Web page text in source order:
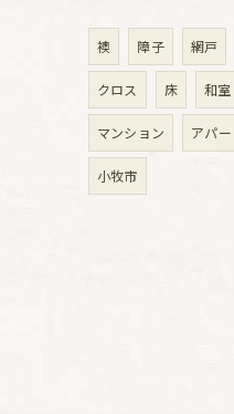
襖 障子 網戸
クロス 床 和室
マンション アパー
小牧市